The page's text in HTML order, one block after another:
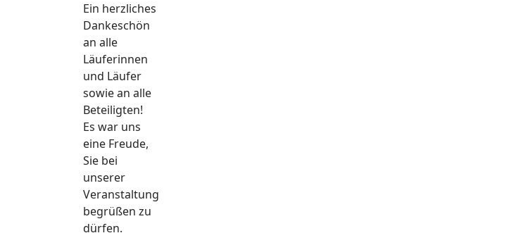
Ein herzliches
Dankeschön
an alle
Läuferinnen
und Läufer
sowie an alle
Beteiligten!
Es war uns
eine Freude,
Sie bei
unserer
Veranstaltung
begrüßen zu
dürfen.